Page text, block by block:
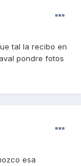
tal la recibo en
pondre fotos
esa